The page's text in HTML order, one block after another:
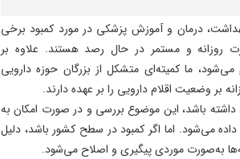
درمان و آموزش پزشکی در مورد کمبود برخی
روزانه و مستمر در حال رصد هستند. علاوه بر
ما کمیته‌ای متشکل از بزرگان حوزه دارویی
بر وضعیت اقلام دارویی را بر عهده دارند.
داشته باشد، این موضوع بررسی و در صورت امکان به
می‌شود. اما اگر کمبود در سطح کشور باشد، دلیل
به‌صورت موردی پیگیری و اصلاح می‌شود.